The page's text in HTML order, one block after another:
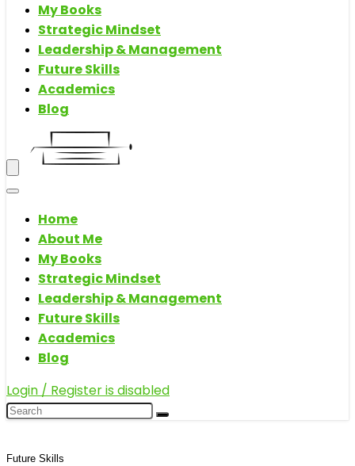
My Books
Strategic Mindset
Leadership & Management
Future Skills
Academics
Blog
Home
About Me
My Books
Strategic Mindset
Leadership & Management
Future Skills
Academics
Blog
Login / Register is disabled
Future Skills